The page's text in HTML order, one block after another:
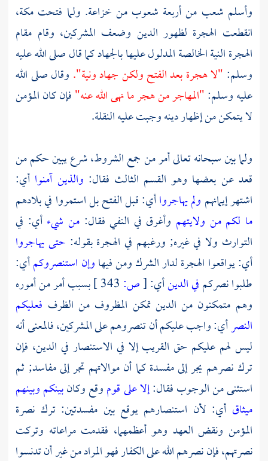
وأسلم شعب من أربعة شعوب من خزاعة. ولما فتحت مكة،
انقطعت الهجرة لظهور الدين وضعف المشركين، وقام مقام
الهجرة النية الخالصة المدلول عليها بالجهاد كما قال صلى الله عليه
وسلم: "لا هجرة بعد الفتح ولكن جهاد ونية". وقال صلى الله
عليه وسلم:"المهاجر من هجر ما نهى الله عنه"فإن كان المؤمن
لا يتمكن من إظهار دينه وجبت عليه النقلة.
ولما بين سبحانه تعالى أمر من جمع الشروط، شرع يبين حكم من
قعد عن بعضها وهو القسم الثالث فقال: والذين آمنوا أي:
اشتهر إيمانهم ولم يهاجرواأي: قبل الفتح بل استمروا في بلادهم
ما لكم من ولايتهم وأغرق في النفي فقال: من شيءأي: في
التوارث ولا في غيره; ورغبهم في الهجرة بقوله: حتى يهاجروا
أي: يواقعوا الهجرة لدار الشرك ومن فيهاوإن استنصروكمأي:
طلبوا نصركمفي الدينأي:[ص:
بسبب أمر من أموره
وهم متمكنون من الدين تمكن المظروف من الظرف فعليكم
النصرأي: واجب عليكم أن تنصروهم على المشركين، فالمعنى أنه
ليس لهم عليكم حق القريب إلا في الاستنصار في الدين، فإن
ترك نصرهم يجر إلى مفسدة كما أن موالاتهم تجر إلى مفاسد; ثم
استثنى من الوجوب فقال:إلا على قوموقع وكانبينكم وبينهم
ميثاق أي: لأن استنصارهم يوقع بين مفسدتين: ترك نصرة
المؤمن ونقض العهد وهو أعظمهما، فقدمت مراعاته وتركت
نصرتهم، فإن نصرهم الله على الكفار فهو المراد من غير أن تدنسوا